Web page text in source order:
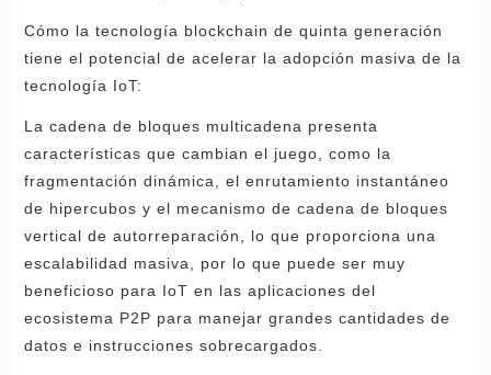
Cómo la tecnología blockchain de quinta generación
tiene el potencial de acelerar la adopción masiva de la
tecnología IoT:
La cadena de bloques multicadena presenta
características que cambian el juego, como la
fragmentación dinámica, el enrutamiento instantáneo
de hipercubos y el mecanismo de cadena de bloques
vertical de autorreparación, lo que proporciona una
escalabilidad masiva, por lo que puede ser muy
beneficioso para IoT en las aplicaciones del
ecosistema P2P para manejar grandes cantidades de
datos e instrucciones sobrecargados.